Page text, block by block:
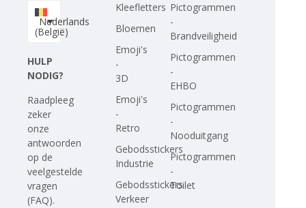
Nederlands
(België)
HULP
NODIG?
Raadpleeg
zeker
onze
antwoorden
op de
veelgestelde
vragen
(FAQ).
Kleefletters
Bloemen
Emoji's
-
3D
Emoji's
-
Retro
Gebodsstickers
Industrie
Gebodsstickers
Verkeer
Pictogrammen
-
Brandveiligheid
Pictogrammen
-
EHBO
Pictogrammen
-
Nooduitgang
Pictogrammen
-
Toilet